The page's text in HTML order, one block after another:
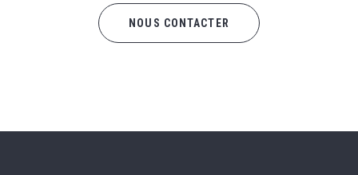
NOUS CONTACTER